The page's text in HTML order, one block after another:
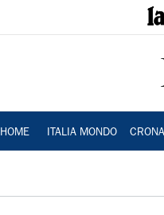
HOME ITALIA MONDO